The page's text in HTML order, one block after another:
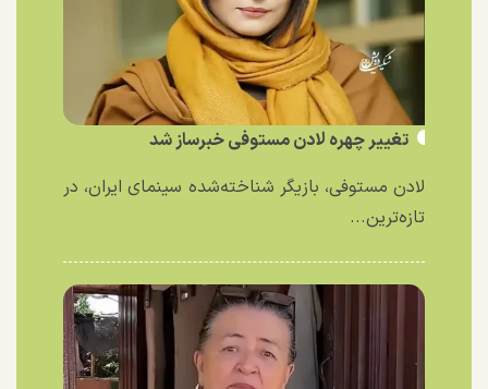
تغییر چهره لادن مستوفی خبرساز شد
لادن مستوفی، بازیگر شناخته‌شده سینمای ایران، در
تازه‌ترین...